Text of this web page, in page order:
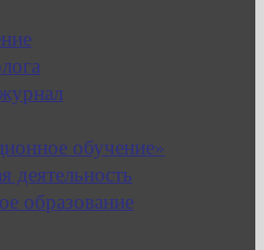
обучение»
деятельность
образование